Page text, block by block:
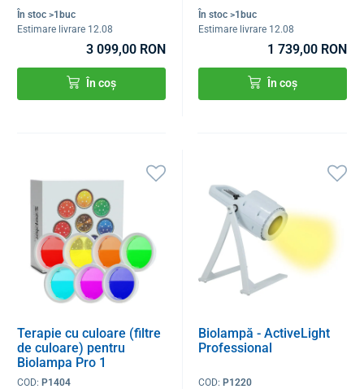
În stoc >1buc
Estimare livrare 12.08
3 099,00 RON
În coș
În stoc >1buc
Estimare livrare 12.08
1 739,00 RON
În coș
Terapie cu culoare (filtre
de culoare) pentru
Biolampa Pro 1
COD: P1404
Biolampă - ActiveLight
Professional
COD:P1220